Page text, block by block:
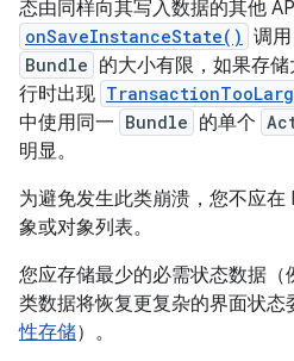
态由同样向其写入数据的其他
onSaveInstanceState() 调
Bundle 的大小有限，如果存
行时出现
中使用同一 Bundle 的单个
明显。
为避免发生此类崩溃， 您不应在
象或对象列表。
您应存储最少的必需状态数据
类数据将恢复更复杂的界面状态
性存储）。